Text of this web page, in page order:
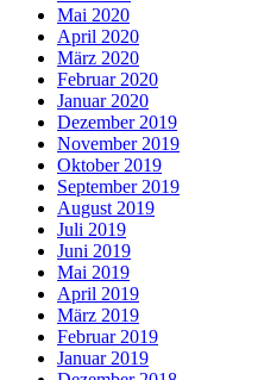
Mai 2020
April 2020
März 2020
Februar 2020
Januar 2020
Dezember 2019
November 2019
Oktober 2019
September 2019
August 2019
Juli 2019
Juni 2019
Mai 2019
April 2019
März 2019
Februar 2019
Januar 2019